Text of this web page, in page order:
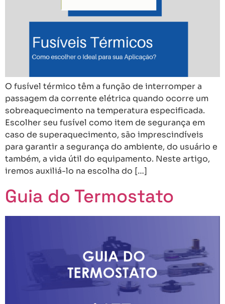
O fusível térmico têm a função de interromper a
passagem da corrente elétrica quando ocorre um
sobreaquecimento na temperatura especificada.
Escolher seu fusível como item de segurança em
caso de superaquecimento, são imprescindíveis
para garantir a segurança do ambiente, do usuário e
também, a vida útil do equipamento. Neste artigo,
iremos auxiliá-lo na escolha do […]
Guia do Termostato